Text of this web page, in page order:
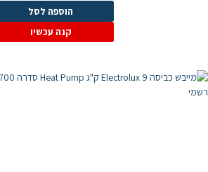
הוספה לסל
קנה עכשיו